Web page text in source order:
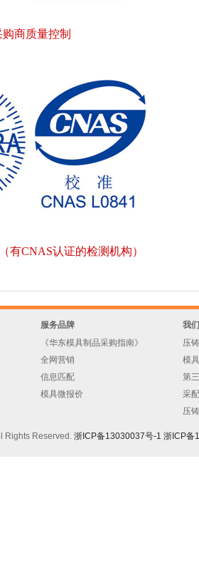
商质量控制
有CNAS认证的检测机构）
服务品牌
《华东模具制品采购指南》
全网营销
信息匹配
模具微报价
我
压
模
第
采
压
Rights Reserved. 浙ICP备13030037号-1 浙ICP备